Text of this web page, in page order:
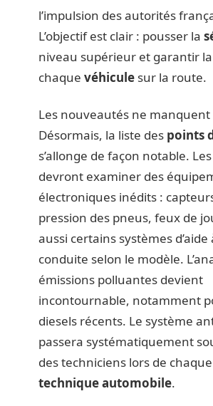
l’impulsion des autorités
L’objectif est clair : pousser la
niveau supérieur et garantir
chaque véhicule sur la route.
Les nouveautés ne manquent
Désormais, la liste des points
s’allonge de façon notable.
devront examiner des
électroniques inédits :
pression des pneus, feux de
aussi certains systèmes d’aide
conduite selon le modèle.
émissions polluantes devient
incontournable, notamment
diesels récents. Le système
passera systématiquement
des techniciens lors de chaque
technique automobile.